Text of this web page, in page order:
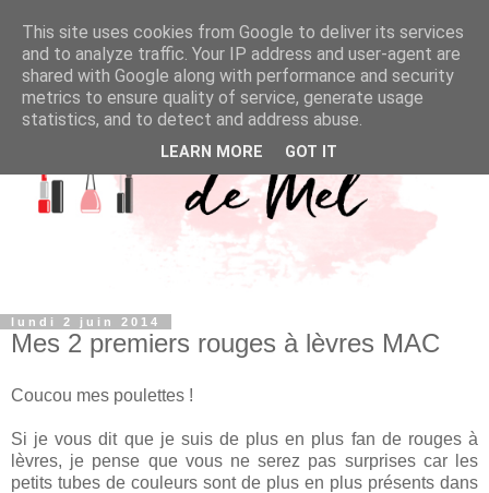
lundi 2 juin 2014
Mes 2 premiers rouges à lèvres MAC
Coucou mes poulettes !
Si je vous dit que je suis de plus en plus fan de rouges à
lèvres, je pense que vous ne serez pas surprises car les
petits tubes de couleurs sont de plus en plus présents dans
This site uses cookies from Google to deliver its services
and to analyze traffic. Your IP address and user-agent are
shared with Google along with performance and security
metrics to ensure quality of service, generate usage
statistics, and to detect and address abuse.
LEARN MORE GOT IT